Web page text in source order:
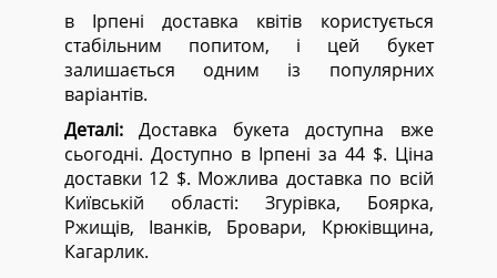
в Ірпені доставка квітів користується
стабільним попитом, і цей букет
залишається одним із популярних
варіантів.
Деталі:Доставка букета доступна вже
сьогодні. Доступно в Ірпені за 44 $. Ціна
доставки 12 $. Можлива доставка по всій
Київській області: Згурівка, Боярка,
Ржищів, Іванків, Бровари, Крюківщина,
Кагарлик.